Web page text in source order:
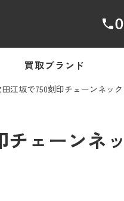
買取ブランド
江坂で750刻印チェーンネッ
ェーンネ